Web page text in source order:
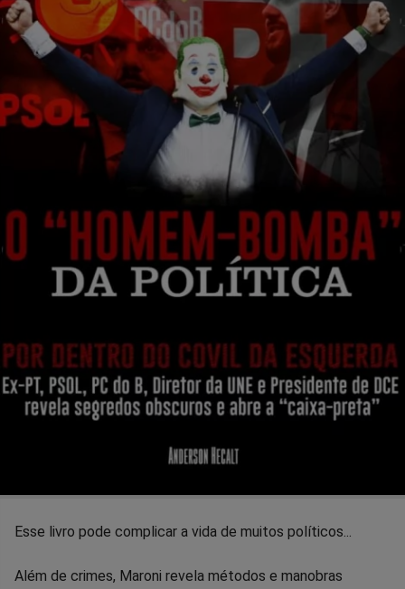
Esse livro pode complicar a vida de muitos políticos...
Além de crimes, Maroni revela métodos e manobras